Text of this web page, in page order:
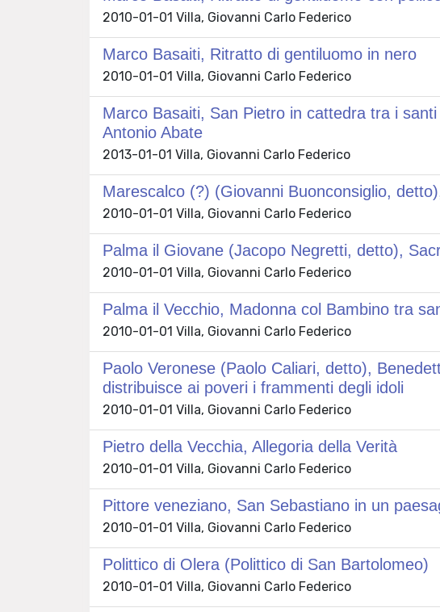
2010-01-01 Villa, Giovanni Carlo Federico
Marco Basaiti, Ritratto di gentiluomo in nero
2010-01-01 Villa, Giovanni Carlo Federico
Marco Basaiti, San Pietro in cattedra tra i
Antonio Abate
2013-01-01 Villa, Giovanni Carlo Federico
Marescalco (?) (Giovanni Buonconsiglio,
2010-01-01 Villa, Giovanni Carlo Federico
Palma il Giovane (Jacopo Negretti, detto),
2010-01-01 Villa, Giovanni Carlo Federico
Palma il Vecchio, Madonna col Bambino tra
2010-01-01 Villa, Giovanni Carlo Federico
Paolo Veronese (Paolo Caliari, detto),
distribuisce ai poveri i frammenti degli idoli
2010-01-01 Villa, Giovanni Carlo Federico
Pietro della Vecchia, Allegoria della Verità
2010-01-01 Villa, Giovanni Carlo Federico
Pittore veneziano, San Sebastiano in un
2010-01-01 Villa, Giovanni Carlo Federico
Polittico di Olera (Polittico di San Bartolomeo)
2010-01-01 Villa, Giovanni Carlo Federico